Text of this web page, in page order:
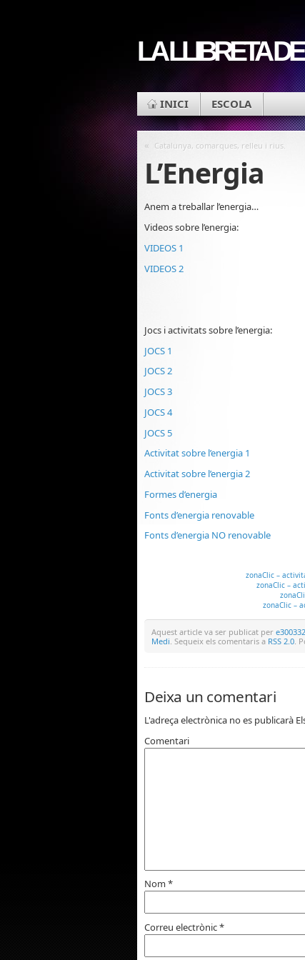
LA LLIBRETA
INICI ESCOLA
« Catalunya, comarques, relleu i rius.
L’Energia
Anem a treballar l’energia…
Videos sobre l’energia:
VIDEOS 1
VIDEOS 2
Jocs i activitats sobre l’energia:
JOCS 1
JOCS 2
JOCS 3
JOCS 4
JOCS 5
Activitat sobre l’energia 1
Activitat sobre l’energia 2
Formes d’energia
Fonts d’energia renovable
Fonts d’energia NO renovable
zonaClic –
zonaClic –
zonaClic –
Aquest article va ser publicat per
Medi . Segueix els comentaris a RSS 2.0 .
Deixa un comentari
L'adreça electrònica no es publicarà
Comentari
Nom *
Correu electrònic*